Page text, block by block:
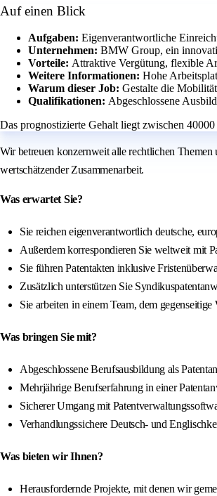
Auf einen Blick
Aufgaben: Eigenverantwortliche
Unternehmen: BMW Group, ein
Vorteile: Attraktive Vergütung, flexible
Weitere Informationen: Hohe
Warum dieser Job: Gestalte die
Qualifikationen: Abgeschlossene
Das prognostizierte Gehalt liegt zwischen
Wir betreuen konzernweit alle rechtlichen
wertschätzender Zusammenarbeit.
Was erwartet Sie?
Sie reichen eigenverantwortlich deutsche,
Außerdem korrespondieren Sie weltweit mit
Sie führen Patentakten inklusive
Zusätzlich unterstützen Sie
Sie arbeiten in einem Team, dem
Was bringen Sie mit?
Abgeschlossene Berufsausbildung als
Mehrjährige Berufserfahrung in einer
Sicherer Umgang mit
Verhandlungssichere Deutsch- und
Was bieten wir Ihnen?
Herausfordernde Projekte, mit denen wir